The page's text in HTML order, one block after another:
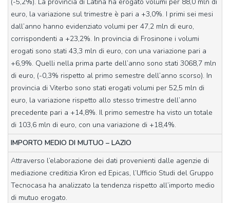
euro, la variazione sul trimestre è pari a +3,0%. I primi sei mesi
dall’anno hanno evidenziato volumi per 47,2 mln di euro,
corrispondenti a +23,2%. In provincia di Frosinone i volumi
erogati sono stati 43,3 mln di euro, con una variazione pari a
+6,9%. Quelli nella prima parte dell’anno sono stati 3068,7 mln
di euro, (-0,3% rispetto al primo semestre dell’anno scorso). In
provincia di Viterbo sono stati erogati volumi per 52,5 mln di
euro, la variazione rispetto allo stesso trimestre dell’anno
precedente pari a +14,8%. Il primo semestre ha visto un totale
di 103,6 mln di euro, con una variazione di +18,4%.
IMPORTO MEDIO DI MUTUO – LAZIO
Attraverso l’elaborazione dei dati provenienti dalle agenzie di
mediazione creditizia Kìron ed Epicas, l’Ufficio Studi del Gruppo
Tecnocasa ha analizzato la tendenza rispetto all’importo medio
di mutuo erogato.